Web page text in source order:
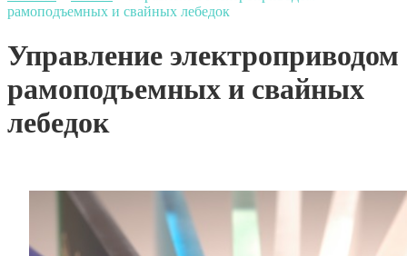
рамоподъемных и свайных лебедок
Управление электроприводом
рамоподъемных и свайных
лебедок